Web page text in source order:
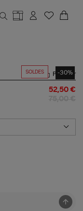
SOLDES -30%
Partager
52,50 €